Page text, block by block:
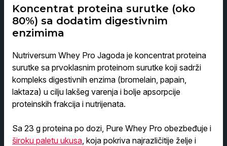
Koncentrat proteina surutke (oko
80%) sa dodatim digestivnim
enzimima
Nutriversum Whey Pro Jagoda je koncentrat proteina
surutke sa prvoklasnim proteinom surutke koji sadrži
kompleks digestivnih enzima (bromelain, papain,
laktaza) u cilju lakšeg varenja i bolje apsorpcije
proteinskih frakcija i nutrijenata.
Sa 23 g proteina po dozi, Pure Whey Pro obezbeđuje i
široku paletu ukusa, koja pokriva najrazličitije želje i